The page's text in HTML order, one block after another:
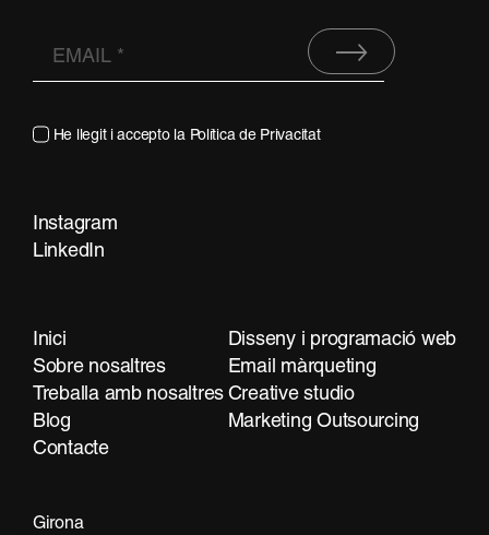
He llegit i accepto la Política de Privacitat
Instagram
LinkedIn
Inici
Sobre nosaltres
Treballa amb nosaltres
Blog
Contacte
Disseny i programació web
Email màrqueting
Creative studio
Marketing Outsourcing
Girona